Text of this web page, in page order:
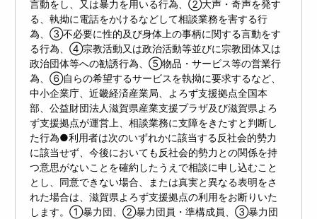
言動をし、又は暴力を用いる行為、②大声・奇声を発す
る、執拗に電話をかけるなどして相談業務を害する行
為、③不必要に性的及び身体上の事柄に関する言動をす
る行為、④宗教活動又は政治活動等並びに宗教団体又は
政治団体等への勧誘行為、⑤物品・サービス等の営業行
為、⑥自らの希望するサービスを執拗に要求するなど、
中小企業庁、近畿経済産業局、よろず支援拠点全国本
部、公益財団法人滋賀県産業支援プラザ及び滋賀県よろ
ず支援拠点が運営上、相談業務に支障をきたすと判断し
た行為●利用者は次のいずれかに該当する反社会的勢力
に該当せず、今後においても反社会的勢力との関係を持
つ意思がないことを確約したうえで相談に申し込むこと
とし、同意できない場合、または真実と異なる表明をさ
れた場合は、滋賀県よろず支援拠点の利用をお断りいた
します。①暴力団、②暴力団員・準構成員、③暴力団